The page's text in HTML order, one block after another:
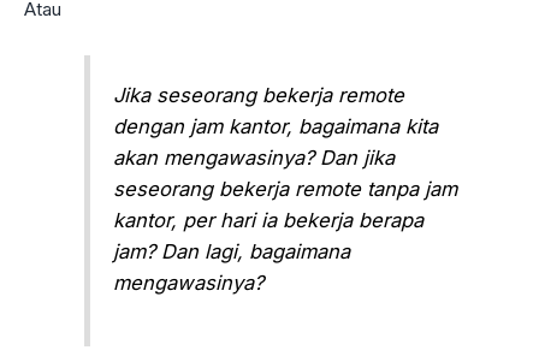
Atau
Jika seseorang bekerja remote
dengan jam kantor, bagaimana kita
akan mengawasinya? Dan jika
seseorang bekerja remote tanpa jam
kantor, per hari ia bekerja berapa
jam? Dan lagi, bagaimana
mengawasinya?